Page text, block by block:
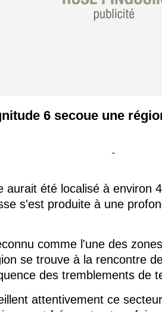
6 secoue une
-
aurait été localisé à environ
s'est produite à une
comme l'une des
se trouve à la rencontre
des tremblements de
attentivement ce